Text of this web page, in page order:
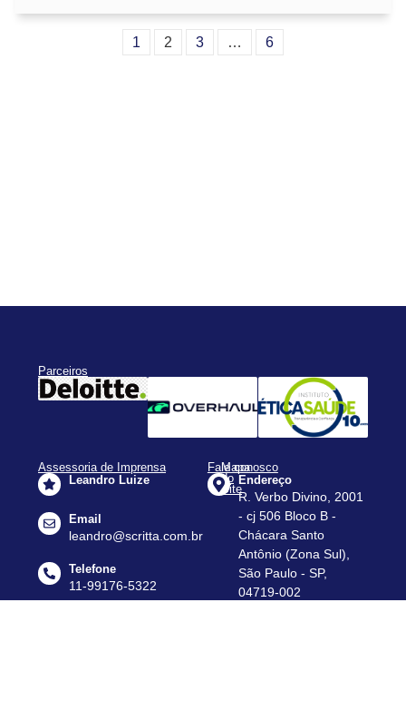
1 2 3 … 6
Parceiros
Assessoria de Imprensa
Leandro Luize
Email
leandro@scritta.com.br
Telefone
11-99176-5322
Mapa
do
Site
Apresentação
Assessorias
Agenda
Fale conosco
Endereço
R. Verbo Divino, 2001
- cj 506 Bloco B -
Chácara Santo
Antônio (Zona Sul),
São Paulo - SP,
04719-002